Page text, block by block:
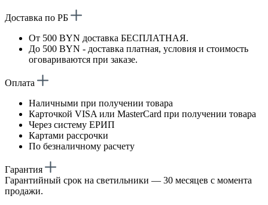
Доставка по РБ
От 500 BYN доставка БЕСПЛАТНАЯ.
До 500 BYN - доставка платная, условия и стоимость
оговариваются при заказе.
Оплата
Наличными при получении товара
Карточкой VISA или MasterCard при получении товара
Через систему ЕРИП
Картами рассрочки
По безналичному расчету
Гарантия
Гарантийный срок на светильники — 30 месяцев с момента
продажи.